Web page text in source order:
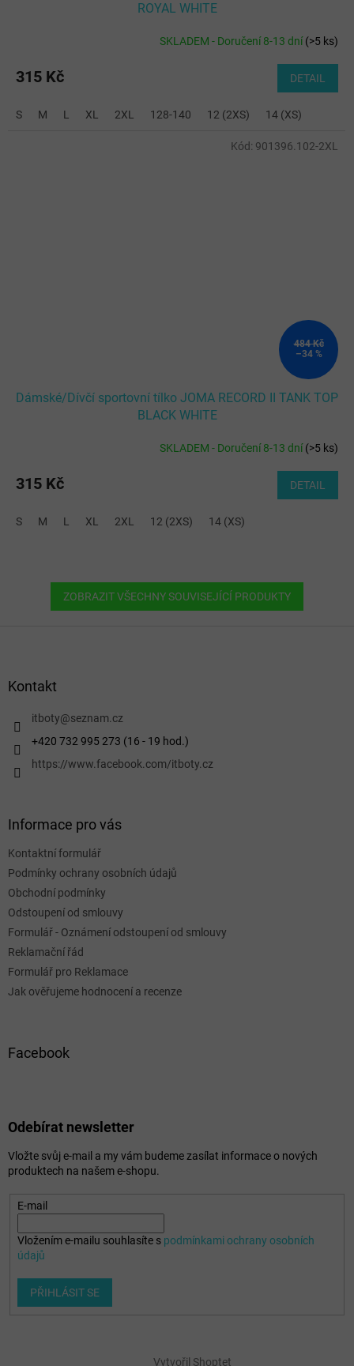
ROYAL WHITE
SKLADEM - Doručení 8-13 dní(>5 ks)
315 Kč DETAIL
S M L XL 2XL 128-140 12 (2XS) 14 (XS)
484 Kč
–34 %
Dámské/Dívčí sportovní tílko JOMA RECORD II TANK TOP
BLACK WHITE
SKLADEM - Doručení 8-13 dní(>5 ks)
315 Kč DETAIL
S M L XL 2XL 12 (2XS) 14 (XS)
Kód: 901396.102-2XL
ZOBRAZIT VŠECHNY SOUVISEJÍCÍ PRODUKTY
Kontakt
itboty@seznam.cz
+420 732 995 273 (16 - 19 hod.)
https://www.facebook.com/itboty.cz
Informace pro vás
Kontaktní formulář
Podmínky ochrany osobních údajů
Obchodní podmínky
Odstoupení od smlouvy
Formulář - Oznámení odstoupení od smlouvy
Reklamační řád
Formulář pro Reklamace
Jak ověřujeme hodnocení a recenze
Facebook
Odebírat newsletter
Vložte svůj e-mail a my vám budeme zasílat informace o nových
produktech na našem e-shopu.
E-mail
Vložením e-mailu souhlasíte s podmínkami ochrany osobních
údajů
PŘIHLÁSIT SE
Vytvořil Shoptet